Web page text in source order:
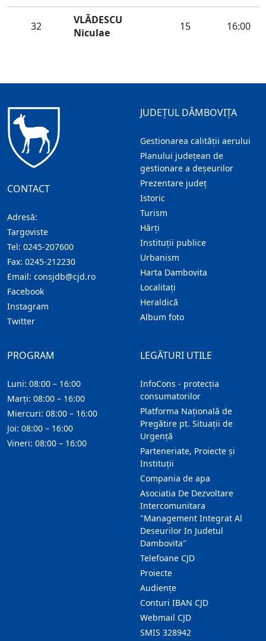
32
VLĂDESCU
Niculae
15 16:00
CONTACT
Adresă:
Targoviste
Tel: 0245-207600
Fax: 0245-212230
Email: consjdb@cjd.ro
Facebook
Instagram
Twitter
JUDEȚUL DÂMBOVIȚA
Gestionarea calității aerului
Planului județean de
gestionare a deșeurilor
Prezentare judeţ
Istoric
Turism
Hărţi
Instituţii publice
Urbanism
Harta Dambovita
Localitaţi
Heraldică
Album foto
LEGĂTURI UTILE
InfoCons - protecția
consumatorilor
Platforma Națională de
Pregătire pt. Situații de
Urgență
Parteneriate, Proiecte și
Instituții
Compania de apa
Asociatia De Dezvoltare
Intercomunitara
"Management Integrat Al
Deseurilor In Judetul
Dambovita"
Telefoane CJD
Proiecte
Audienţe
Conturi IBAN CJD
Webmail CJD
SMIS 328942
PROGRAM
Luni: 08:00 – 16:00
Marți: 08:00 – 16:00
Miercuri: 08:00 – 16:00
Joi: 08:00 – 16:00
Vineri: 08:00 – 16:00